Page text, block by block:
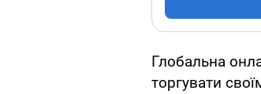
Глобальна
торгувати